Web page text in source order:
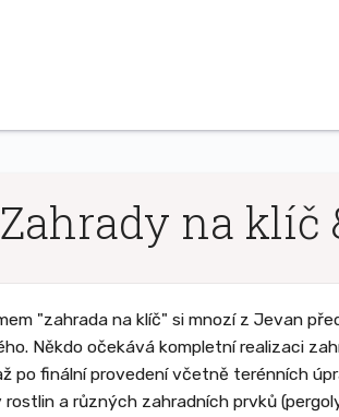
Zahrady na klíč
"zahrada na klíč" si mnozí z Jevan
Někdo očekává kompletní realizaci
po finální provedení včetně terénních
a různých zahradních prvků